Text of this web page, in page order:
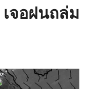
จอฝนถล่ม